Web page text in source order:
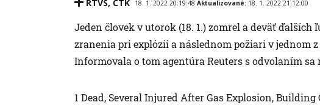
RTVS, ČTK 18. 1. 2022 20:19:48 Aktualizované: 18. 1. 2022 21:12:00
Jeden človek v utorok (18. 1.) zomrel a deväť
zranenia pri explózii a následnom požiari v jednom
Informovala o tom agentúra Reuters s odvolaním sa
1 Dead, Several Injured After Gas Explosion,